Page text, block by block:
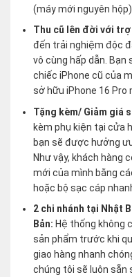
(máy mới nguyên
Thu cũ lên đời với
đến trải nghiệm độc
vô cùng hấp dẫn.
chiếc iPhone cũ của
sở hữu iPhone 16 Pro
Tặng kèm/ Giảm giá
kèm phụ kiện tại cửa
bạn sẽ được hưởng
Như vậy, khách hàng
mới của mình bằng
hoặc bộ sạc cáp
2 chi nhánh tại Nhật
Bản: Hệ thống không
sản phẩm trước khi
giao hàng nhanh
chúng tôi sẽ luôn sẵn